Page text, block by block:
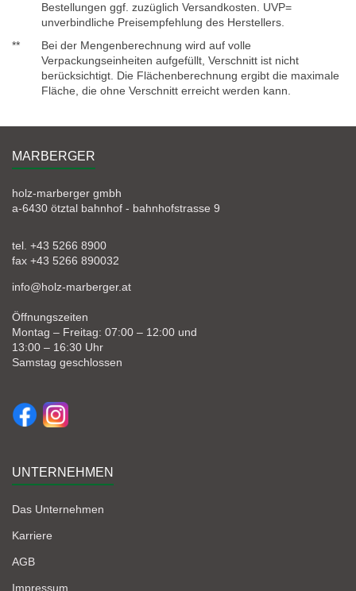
Bestellungen ggf. zuzüglich Versandkosten. UVP=
unverbindliche Preisempfehlung des Herstellers.
**
Bei der Mengenberechnung wird auf volle
Verpackungseinheiten aufgefüllt, Verschnitt ist nicht
berücksichtigt. Die Flächenberechnung ergibt die maximale
Fläche, die ohne Verschnitt erreicht werden kann.
MARBERGER
holz-marberger gmbh
a-6430 ötztal bahnhof - bahnhofstrasse 9
tel. +43 5266 8900
fax +43 5266 890032
info@holz-marberger.at
Öffnungszeiten
Montag – Freitag: 07:00 – 12:00 und
13:00 – 16:30 Uhr
Samstag geschlossen
UNTERNEHMEN
Das Unternehmen
Karriere
AGB
Impressum